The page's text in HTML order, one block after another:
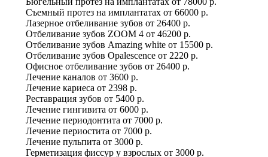
Съемный протез на имплантатах от 66000 р.
Лазерное отбеливание зубов от 26400 р.
Отбеливание зубов ZOOM 4 от 46200 р.
Отбеливание зубов Amazing white от 15500 р.
Отбеливание зубов Оpalescence от 2220 р.
Офисное отбеливание зубов от 26400 р.
Лечение каналов от 3600 р.
Лечение кариеса от 2398 р.
Реставрация зубов от 5400 р.
Лечение гингивита от 6000 р.
Лечение периодонтита от 7000 р.
Лечение периостита от 7000 р.
Лечение пульпита от 3000 р.
Герметизация фиссур у взрослых от 3000 р.